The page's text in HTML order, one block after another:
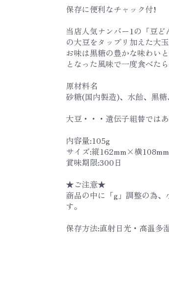
保存に便利なチャック付!
当店人気ナンバー1の「豆
の大豆をタップリ加えた大玉
お味は黒糖の豊かな味わい
となった風味で一度食べた
原材料名
砂糖(国内製造)、水飴、黒
大豆・・・遺伝子組替ではあ
内容量:105g
サイズ:縦162mm×横
賞味期限:300日
★ご注意★
商品の中に「g」調整の為
す。
保存方法:直射日光・高温多